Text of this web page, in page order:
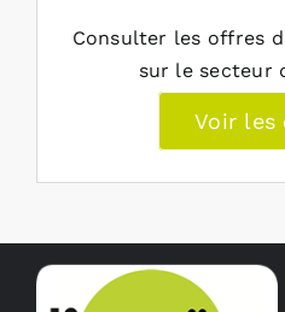
Consulter les offres
sur le secteur
Voir les